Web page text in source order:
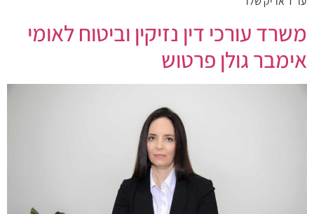
משרד עורכי דין נזיקין וביטוח לאומי
אימבר גולן פרטוש